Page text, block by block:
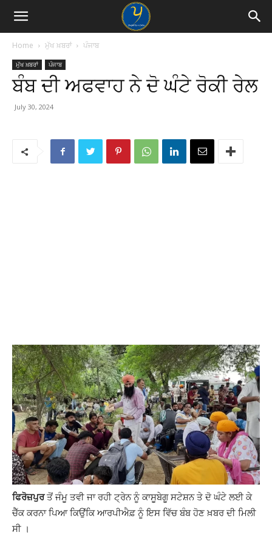
Home ਮੁੱਖ ਖ਼ਬਰਾਂ ਪੰਜਾਬ
ਮੁੱਖ ਖ਼ਬਰਾਂ ਪੰਜਾਬ
ਬੰਬ ਦੀ ਅਫਵਾਹ ਨੇ ਦੋ ਘੰਟੇ ਰੋਕੀ ਰੇਲ
July 30, 2024
ਫਿਰੋਜ਼ਪੁਰਤੋਂ ਜੰਮੂ ਤਵੀ ਜਾ ਰਹੀ ਟ੍ਰੇਨ ਨੂੰ ਕਾਸੂਬੇਗੂ ਸਟੇਸ਼ਨ ਤੇ ਦੋ ਘੰਟੇ ਲਈ ਕੇ
ਚੈੱਕ ਕਰਨਾ ਪਿਆ ਕਿਉਂਕਿ ਆਰਪੀਐਫ਼ ਨੂੰ ਇਸ ਵਿੱਚ ਬੰਬ ਹੋਣ ਖ਼ਬਰ ਦੀ ਮਿਲੀ
ਸੀ ।